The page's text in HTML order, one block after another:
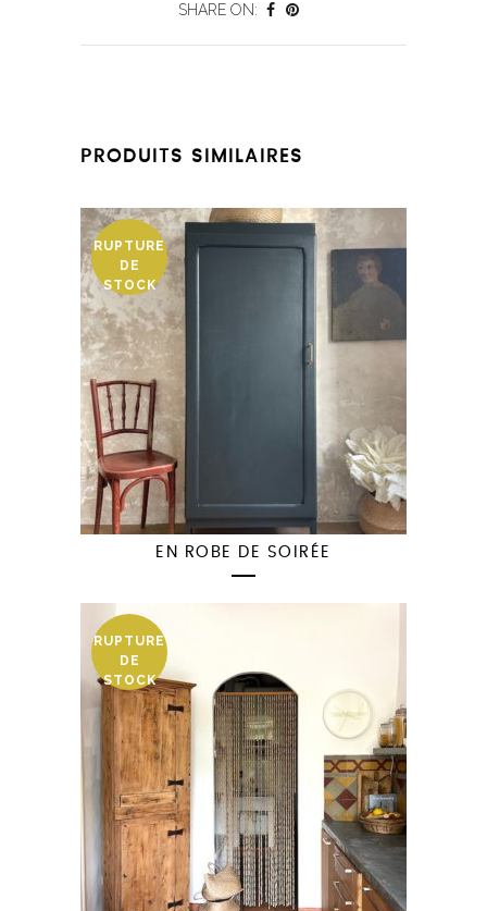
SHARE ON:
PRODUITS SIMILAIRES
RUPTURE
DE
STOCK
EN ROBE DE SOIRÉE
RUPTURE
DE
STOCK